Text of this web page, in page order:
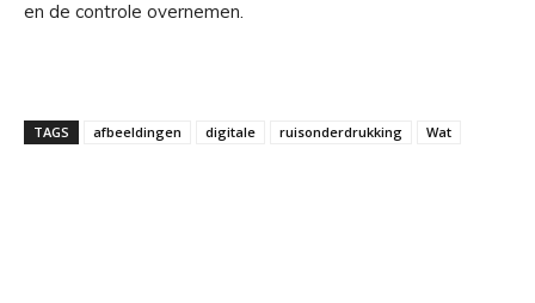
en de controle overnemen.
TAGS afbeeldingen digitale ruisonderdrukking Wat